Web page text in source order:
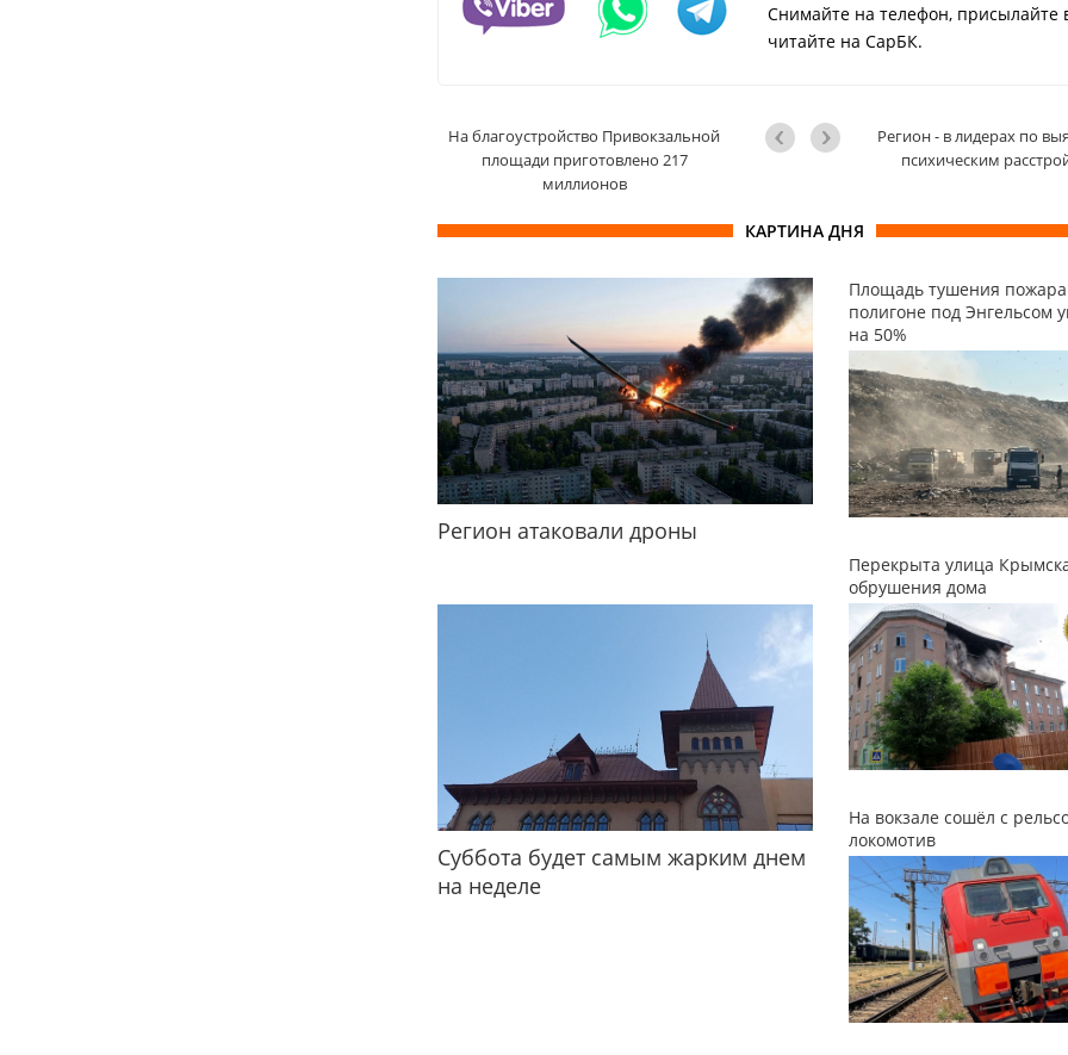
Снимайте на телефон, присылайте
читайте на СарБК.
На благоустройство Привокзальной
площади приготовлено 217
миллионов
Регион - в лидерах по
психическим
КАРТИНА ДНЯ
Регион атаковали дроны
Суббота будет самым жарким днем
на неделе
Площадь тушения
полигоне под Энгельсом
на 50%
Перекрыта улица
обрушения дома
На вокзале сошёл с
локомотив